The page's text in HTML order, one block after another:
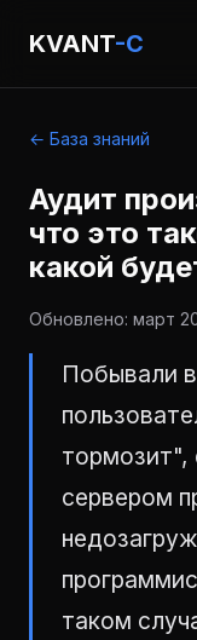
KVANT-C
← База знаний
Аудит
что это
какой
Обновлено: март
Побывали
тормозит",
сервером
таком